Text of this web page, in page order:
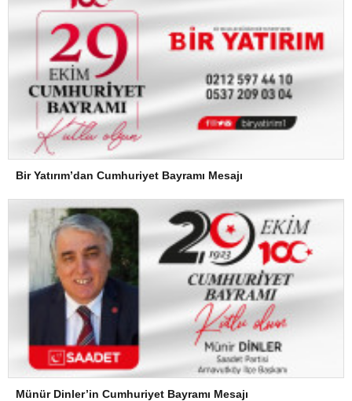
Bir Yatırım’dan Cumhuriyet Bayramı Mesajı
Münür Dinler’in Cumhuriyet Bayramı Mesajı